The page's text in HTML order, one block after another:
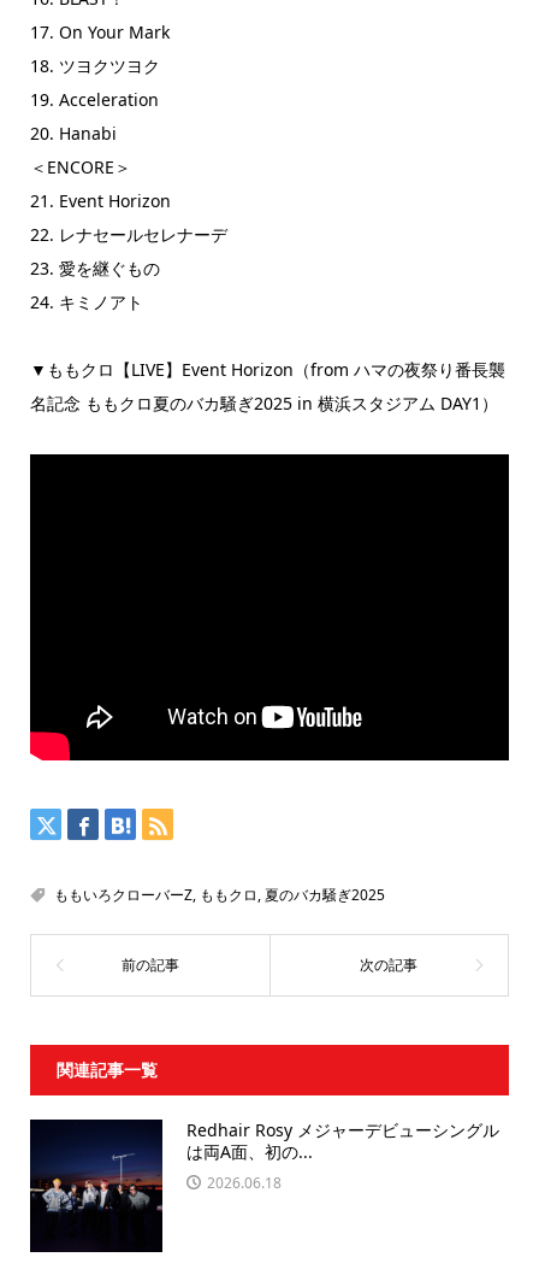
17. On Your Mark
18. ツヨクツヨク
19. Acceleration
20. Hanabi
＜ENCORE＞
21. Event Horizon
22. レナセールセレナーデ
23. 愛を継ぐもの
24. キミノアト
▼ももクロ【LIVE】Event Horizon（from ハマの夜祭り番長襲
名記念 ももクロ夏のバカ騒ぎ2025 in 横浜スタジアム DAY1）
ももいろクローバーZ, ももクロ,夏のバカ騒ぎ2025
関連記事一覧
Redhair Rosy メジャーデビューシングル
は両A面、初の...
2026.06.18